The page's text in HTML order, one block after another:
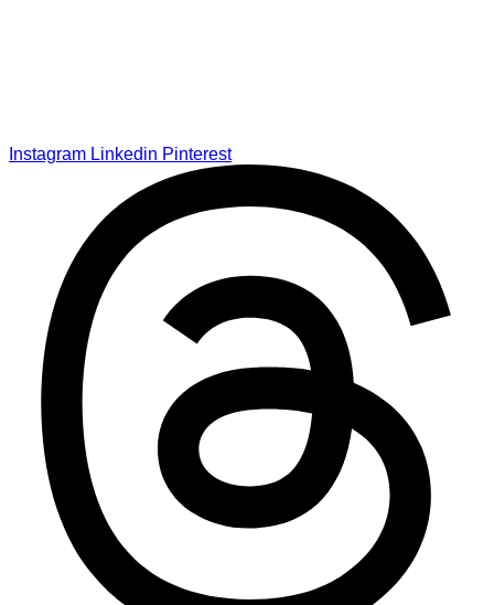
Instagram Linkedin Pinterest